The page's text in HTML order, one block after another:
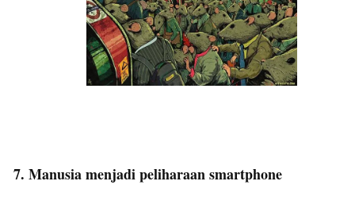
7. Manusia menjadi peliharaan smartphone